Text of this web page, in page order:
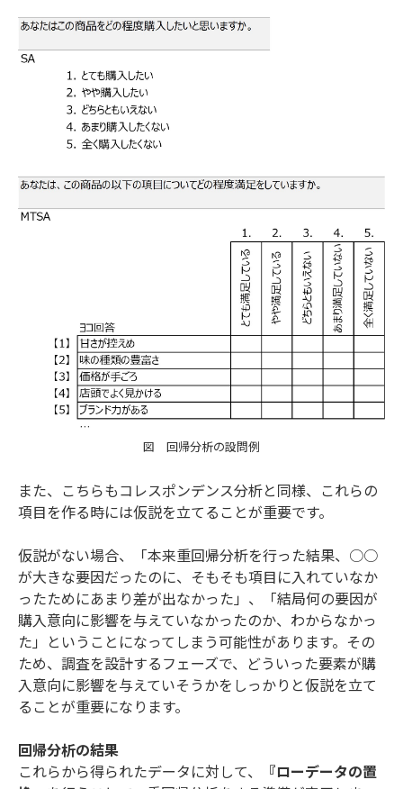
図 回帰分析の設問例
また、こちらもコレスポンデンス分析と同様、これらの
項目を作る時には仮説を立てることが重要です。
仮説がない場合、「本来重回帰分析を行った結果、○○
が大きな要因だったのに、そもそも項目に入れていなか
ったためにあまり差が出なかった」、「結局何の要因が
購入意向に影響を与えていなかったのか、わからなかっ
た」ということになってしまう可能性があります。その
ため、調査を設計するフェーズで、どういった要素が購
入意向に影響を与えていそうかをしっかりと仮説を立て
ることが重要になります。
回帰分析の結果
これらから得られたデータに対して、
『ローデータの置